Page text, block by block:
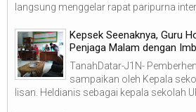
langsung menggelar rapat paripurna
Kepsek Seenaknya, Guru
Penjaga Malam dengan
TanahDatar-J1N-
sampaikan oleh Kepala
lisan. Heldianis sebagai kepala sekolah